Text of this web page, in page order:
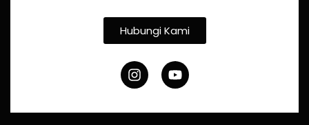
Hubungi Kami